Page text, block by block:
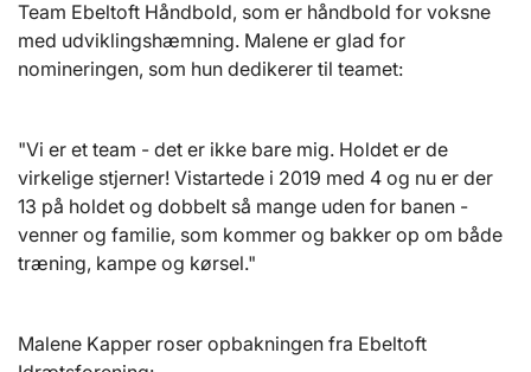
Team Ebeltoft Håndbold, som er håndbold for voksne
med udviklingshæmning. Malene er glad for
nomineringen, som hun dedikerer til teamet:
"Vi er et team - det er ikke bare mig. Holdet er de
virkelige stjerner! Vistartede i 2019 med 4 og nu er der
13 på holdet og dobbelt så mange uden for banen -
venner og familie, som kommer og bakker op om både
træning, kampe og kørsel."
Malene Kapper roser opbakningen fra Ebeltoft